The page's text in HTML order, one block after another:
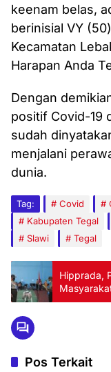
keenam belas,
berinisial VY
Kecamatan
Harapan Anda
Dengan
positif Covid-19
sudah
menjalani
dunia.
Tag: Covid
Kabupaten Tegal
Slawi
Tegal
Hipprada,
Pos Terkait